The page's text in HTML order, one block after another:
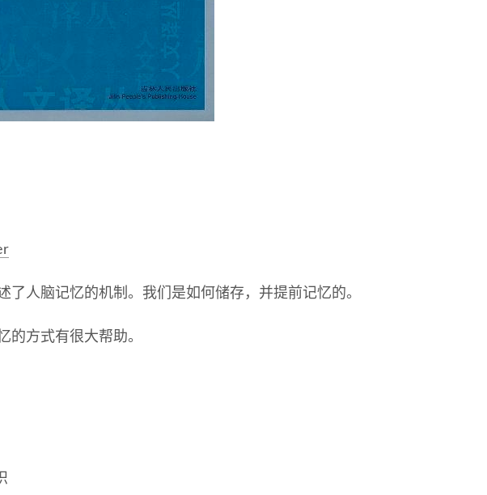
人脑记忆的机制。我们是如何储存，并提前记忆的。
的方式有很大帮助。